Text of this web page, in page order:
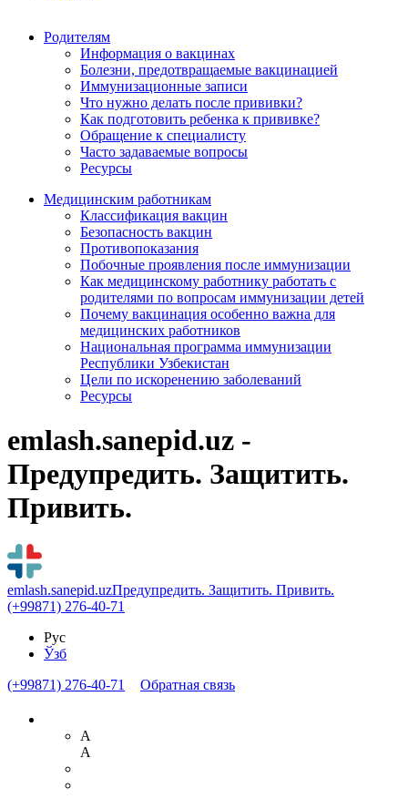
Родителям
Информация о вакцинах
Болезни, предотвращаемые вакцинацией
Иммунизационные записи
Что нужно делать после прививки?
Как подготовить ребенка к прививке?
Обращение к специалисту
Часто задаваемые вопросы
Ресурсы
Медицинским работникам
Классификация вакцин
Безопасность вакцин
Противопоказания
Побочные проявления после иммунизации
Как медицинскому работнику работать с
родителями по вопросам иммунизации детей
Почему вакцинация особенно важна для
медицинских работников
Национальная программа иммунизации
Республики Узбекистан
Цели по искоренению заболеваний
Ресурсы
emlash.sanepid.uz -
Предупредить. Защитить.
Привить.
emlash.sanepid.uzПредупредить. Защитить. Привить.
(+99871) 276-40-71
Рус
Ўзб
(+99871) 276-40-71
Обратная связь
A
A